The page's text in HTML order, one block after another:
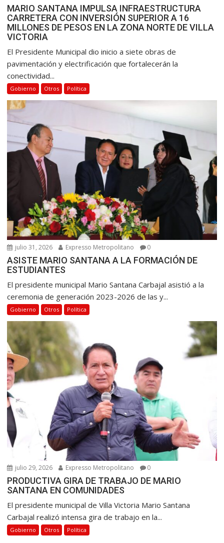
MARIO SANTANA IMPULSA INFRAESTRUCTURA
CARRETERA CON INVERSIÓN SUPERIOR A 16
MILLONES DE PESOS EN LA ZONA NORTE DE VILLA
VICTORIA
El Presidente Municipal dio inicio a siete obras de
pavimentación y electrificación que fortalecerán la
conectividad...
Gobierno Otros Política
julio 31, 2026 Expresso Metropolitano 0
ASISTE MARIO SANTANA A LA FORMACIÓN DE
ESTUDIANTES
El presidente municipal Mario Santana Carbajal asistió a la
ceremonia de generación 2023-2026 de las y...
Gobierno Otros Política
julio 29, 2026 Expresso Metropolitano 0
PRODUCTIVA GIRA DE TRABAJO DE MARIO
SANTANA EN COMUNIDADES
El presidente municipal de Villa Victoria Mario Santana
Carbajal realizó intensa gira de trabajo en la...
Gobierno Otros Política